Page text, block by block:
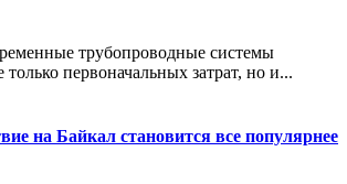
трубопроводные системы
первоначальных затрат, но и...
на Байкал становится все популярнее